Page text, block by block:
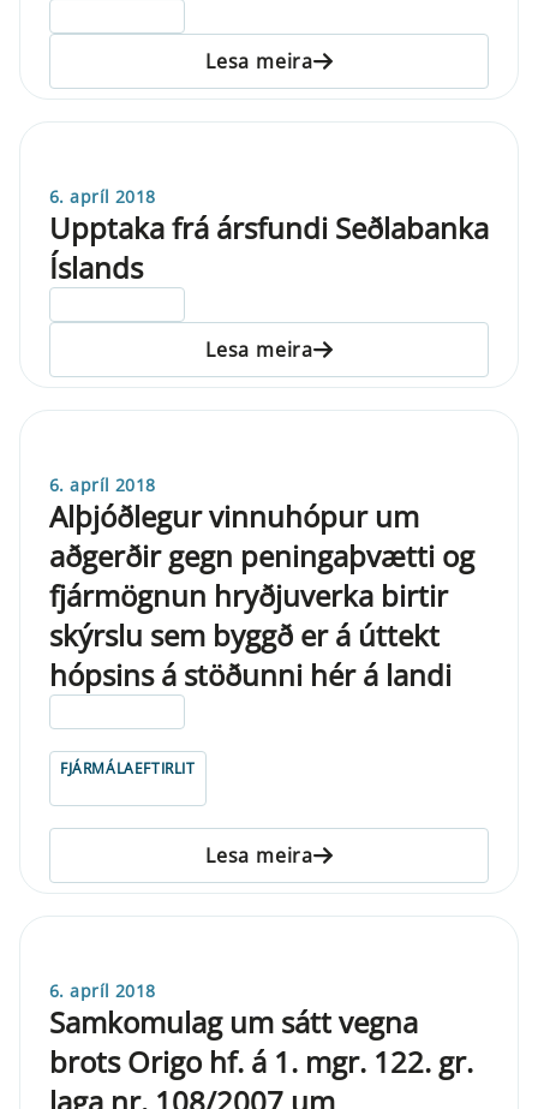
Lesa meira
6. apríl 2018
Upptaka frá ársfundi Seðlabanka
Íslands
Lesa meira
6. apríl 2018
Alþjóðlegur vinnuhópur um
aðgerðir gegn peningaþvætti og
fjármögnun hryðjuverka birtir
skýrslu sem byggð er á úttekt
hópsins á stöðunni hér á landi
FJÁRMÁLAEFTIRLIT
Lesa meira
6. apríl 2018
Samkomulag um sátt vegna
brots Origo hf. á 1. mgr. 122. gr.
laga nr. 108/2007 um